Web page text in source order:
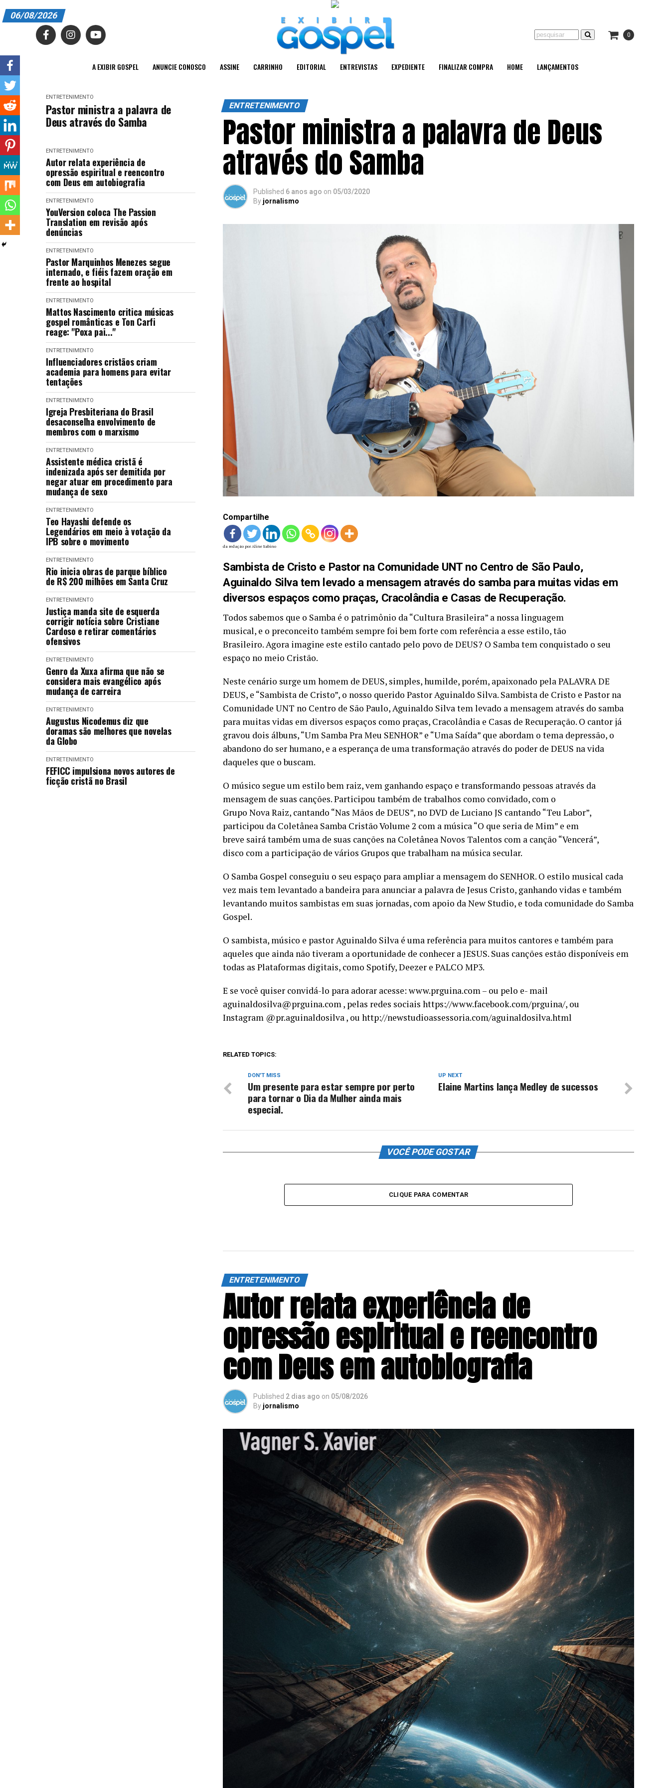
A EXIBIR GOSPEL
EDITORIAL
EXPEDIENTE
FINALIZAR COMPRA
HOME
LANÇAMENTOS
06/08/2026
0
A EXIBIR GOSPEL ANUNCIE CONOSCO ASSINE CARRINHO EDITORIAL ENTREVISTAS EXPEDIENTE FINALIZAR COMPRA HOME LANÇAMENTOS
ENTRETENIMENTO
Pastor ministra a palavra de
Deus através do Samba
ENTRETENIMENTO
Autor relata experiência de
opressão espiritual e reencontro
com Deus em autobiografia
ENTRETENIMENTO
YouVersion coloca The Passion
Translation em revisão após
denúncias
ENTRETENIMENTO
Pastor Marquinhos Menezes segue
internado, e fiéis fazem oração em
frente ao hospital
ENTRETENIMENTO
Mattos Nascimento critica músicas
gospel românticas e Ton Carfi
reage: "Poxa pai..."
ENTRETENIMENTO
Influenciadores cristãos criam
academia para homens para evitar
tentações
ENTRETENIMENTO
Igreja Presbiteriana do Brasil
desaconselha envolvimento de
membros com o marxismo
ENTRETENIMENTO
Assistente médica cristã é
indenizada após ser demitida por
negar atuar em procedimento para
mudança de sexo
ENTRETENIMENTO
Teo Hayashi defende os
Legendários em meio à votação da
IPB sobre o movimento
ENTRETENIMENTO
Rio inicia obras de parque bíblico
de R$ 200 milhões em Santa Cruz
ENTRETENIMENTO
Justiça manda site de esquerda
corrigir notícia sobre Cristiane
Cardoso e retirar comentários
ofensivos
ENTRETENIMENTO
Genro da Xuxa afirma que não se
considera mais evangélico após
mudança de carreira
ENTRETENIMENTO
Augustus Nicodemus diz que
doramas são melhores que novelas
da Globo
ENTRETENIMENTO
FEFICC impulsiona novos autores de
ficção cristã no Brasil
ENTRETENIMENTO
Pastor ministra a palavra de Deus
através do Samba
Published 6 anos ago on 05/03/2020
By jornalismo
Compartilhe
da redação por Aline Sabino
Sambista de Cristo e Pastor na Comunidade UNT no Centro de São Paulo,
Aguinaldo Silva tem levado a mensagem através do samba para muitas vidas em
diversos espaços como praças, Cracolândia e Casas de Recuperação.
Todos sabemos que o Samba é o patrimônio da “Cultura Brasileira” a nossa linguagem
musical, e o preconceito também sempre foi bem forte com referência a esse estilo, tão
Brasileiro. Agora imagine este estilo cantado pelo povo de DEUS? O Samba tem conquistado o seu
espaço no meio Cristão.
Neste cenário surge um homem de DEUS, simples, humilde, porém, apaixonado pela PALAVRA DE
DEUS, e “Sambista de Cristo”, o nosso querido Pastor Aguinaldo Silva. Sambista de Cristo e Pastor na
Comunidade UNT no Centro de São Paulo, Aguinaldo Silva tem levado a mensagem através do samba
para muitas vidas em diversos espaços como praças, Cracolândia e Casas de Recuperação. O cantor já
gravou dois álbuns, “Um Samba Pra Meu SENHOR” e “Uma Saída” que abordam o tema depressão, o
abandono do ser humano, e a esperança de uma transformação através do poder de DEUS na vida
daqueles que o buscam.
O músico segue um estilo bem raiz, vem ganhando espaço e transformando pessoas através da
mensagem de suas canções. Participou também de trabalhos como convidado, com o
Grupo Nova Raiz, cantando “Nas Mãos de DEUS”, no DVD de Luciano JS cantando “Teu Labor”,
participou da Coletânea Samba Cristão Volume 2 com a música “O que seria de Mim” e em
breve sairá também uma de suas canções na Coletânea Novos Talentos com a canção “Vencerá”,
disco com a participação de vários Grupos que trabalham na música secular.
O Samba Gospel conseguiu o seu espaço para ampliar a mensagem do SENHOR. O estilo musical cada
vez mais tem levantado a bandeira para anunciar a palavra de Jesus Cristo, ganhando vidas e também
levantando muitos sambistas em suas jornadas, com apoio da New Studio, e toda comunidade do Samba
Gospel.
O sambista, músico e pastor Aguinaldo Silva é uma referência para muitos cantores e também para
aqueles que ainda não tiveram a oportunidade de conhecer a JESUS. Suas canções estão disponíveis em
todas as Plataformas digitais, como Spotify, Deezer e PALCO MP3.
E se você quiser convidá-lo para adorar acesse: www.prguina.com – ou pelo e- mail
aguinaldosilva@prguina.com , pelas redes sociais https://www.facebook.com/prguina/, ou
Instagram @pr.aguinaldosilva , ou http://newstudioassessoria.com/aguinaldosilva.html
RELATED TOPICS:
UP NEXT
Elaine Martins lança Medley de sucessos
DON'T MISS
Um presente para estar sempre por perto
para tornar o Dia da Mulher ainda mais
especial.
VOCÊ PODE GOSTAR
CLIQUE PARA COMENTAR
ENTRETENIMENTO
Autor relata experiência de
opressão espiritual e reencontro
com Deus em autobiografia
Published 2 dias ago on 05/08/2026
By jornalismo